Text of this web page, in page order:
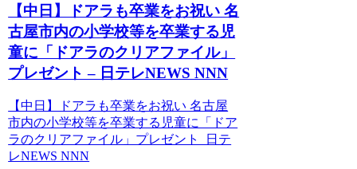
【中日】ドアラも卒業をお祝い 名
古屋市内の小学校等を卒業する児
童に「ドアラのクリアファイル」
プレゼント – 日テレNEWS NNN
【中日】ドアラも卒業をお祝い 名古屋
市内の小学校等を卒業する児童に「ドア
ラのクリアファイル」プレゼント 日テ
レNEWS NNN